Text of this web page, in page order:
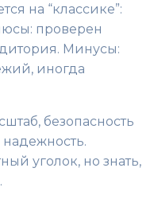
на “классике”:
проверен
Минусы:
иногда
безопасность
уголок, но знать,